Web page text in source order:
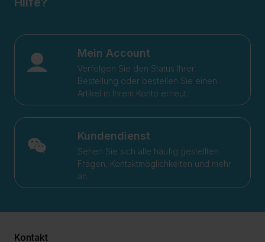
Mein Account
Verfolgen Sie den Status Ihrer
Bestellung oder bestellen Sie einen
Artikel in Ihrem Konto erneut.
Kundendienst
Sehen Sie sich alle häufig gestellten
Fragen, Kontaktmöglichkeiten und mehr
an.
Kontakt